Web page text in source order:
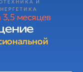
И
месяцев